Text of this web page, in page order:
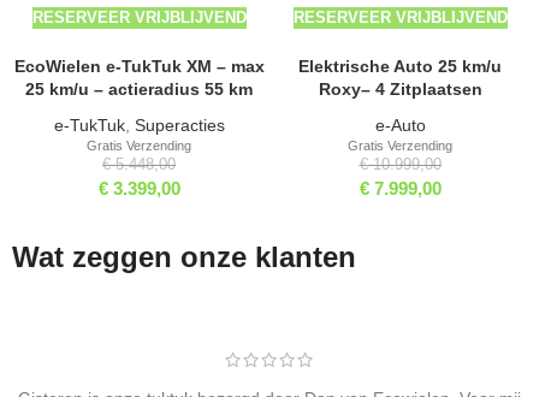
RESERVEER VRIJBLIJVEND
EcoWielen e-TukTuk XM – max
25 km/u – actieradius 55 km
e-TukTuk, Superacties
€5.448,00
€3.399,00
Gratis Verzending
RESERVEER VRIJBLIJVEND
Elektrische Auto 25 km/u
Roxy– 4 Zitplaatsen
e-Auto
€10.999,00
€7.999,00
Gratis Verzending
Wat zeggen onze klanten